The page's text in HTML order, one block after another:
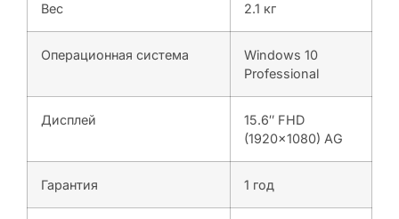
Вес 2.1 кг
Операционная система
Windows 10
Professional
Дисплей
15.6″ FHD
(1920×1080) AG
Гарантия 1 год